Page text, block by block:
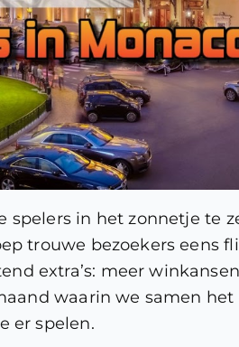
spelers in het zonnetje te
trouwe bezoekers eens
extra’s: meer
waarin we samen
er spelen.